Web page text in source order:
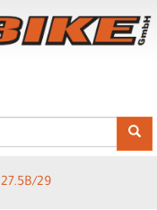
27.5B/29